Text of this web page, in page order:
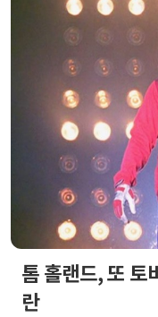
톰 홀랜드, 또 토
란